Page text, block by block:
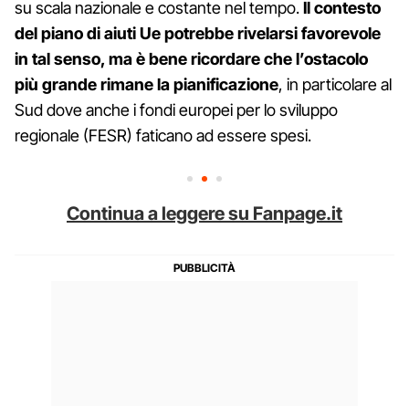
su scala nazionale e costante nel tempo.Il contesto
del piano di aiuti Ue potrebbe rivelarsi favorevole
in tal senso, ma è bene ricordare che l’ostacolo
più grande rimane la pianificazione, in particolare al
Sud dove anche i fondi europei per lo sviluppo
regionale (FESR) faticano ad essere spesi.
Continua a leggere su Fanpage.it